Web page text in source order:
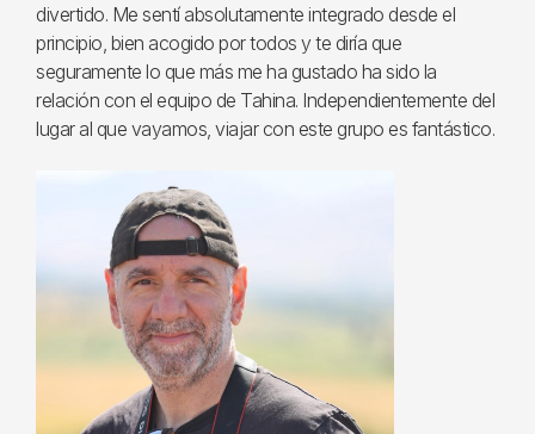
divertido. Me sentí absolutamente integrado desde el
principio, bien acogido por todos y te diría que
seguramente lo que más me ha gustado ha sido la
relación con el equipo de Tahina. Independientemente del
lugar al que vayamos, viajar con este grupo es fantástico.